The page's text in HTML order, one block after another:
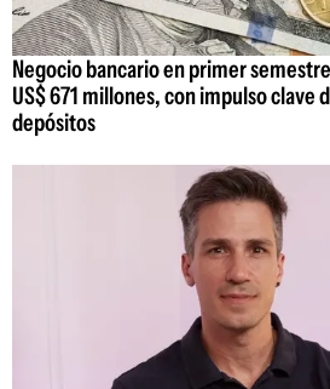
Negocio bancario en primer
US$ 671 millones, con impulso clave
depósitos